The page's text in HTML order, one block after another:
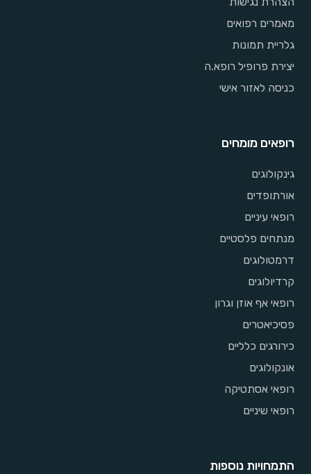
מאמרים רפואים
גלריית תמונות
יצירת פרופיל רופא.ה
כניסה לאזור אישי
רופאים מומחים
גינקולוגים
אורתופדים
רופאי עיניים
מנתחים פלסטיים
דרמטולוגים
קרדיולוגים
רופאי אף אוזן וגרון
פסיכיאטרים
כירורגים כלליים
אונקולוגים
רופאי אסתטיקה
רופאי שיניים
התמחויות נוספות